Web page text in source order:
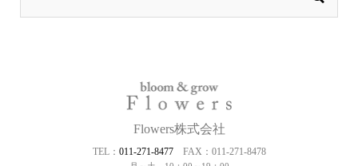
Flowers株式会社
TEL： 011-271-8477FAX：011-271-8478